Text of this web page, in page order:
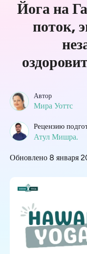
Йога на
поток,
Автор
Мира Уоттс
Рецензию
Атул Мишра.
Обновлено 8 января